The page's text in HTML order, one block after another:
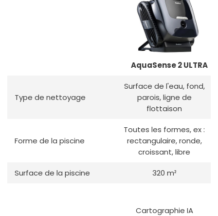
AquaSense 2 ULTRA
Type de nettoyage
Surface de l'eau, fond,
parois, ligne de
flottaison
Forme de la piscine
Toutes les formes, ex :
rectangulaire, ronde,
croissant, libre
Surface de la piscine 320 m²
Cartographie IA